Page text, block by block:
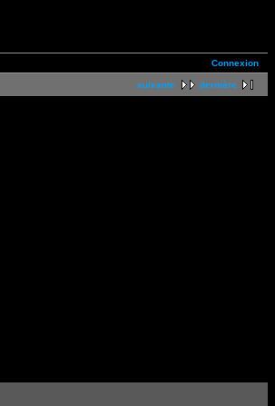
Connexion
suivante dernière